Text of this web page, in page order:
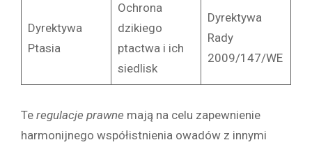
Dyrektywa
Ptasia
Ochrona
dzikiego
ptactwa i ich
siedlisk
Dyrektywa
Rady
2009/147/WE
Te regulacje prawne mają na celu zapewnienie
harmonijnego współistnienia owadów z innymi